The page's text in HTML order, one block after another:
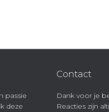
passie
deze
Contact
Dank voor je
Reacties zijn